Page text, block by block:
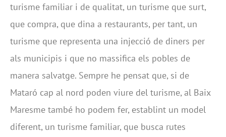
turisme familiar i de qualitat, un turisme que surt,
que compra, que dina a restaurants, per tant, un
turisme que representa una injecció de diners per
als municipis i que no massifica els pobles de
manera salvatge. Sempre he pensat que, si de
Mataró cap al nord poden viure del turisme, al Baix
Maresme també ho podem fer, establint un model
diferent, un turisme familiar, que busca rutes